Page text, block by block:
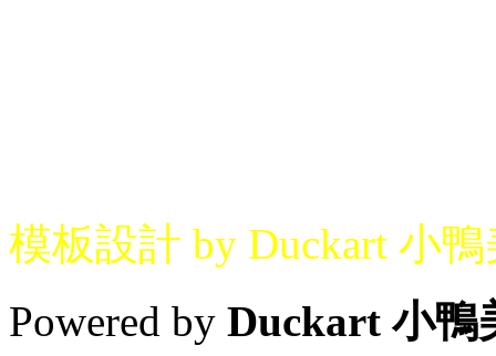
模板設計 by Duckart 小
Powered by Duckart 小鴨